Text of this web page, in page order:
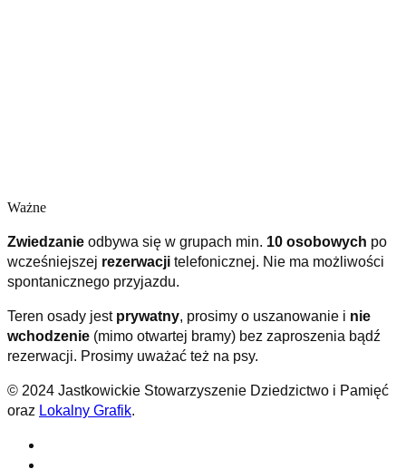
Ważne
Zwiedzanie odbywa się w grupach min. 10 osobowych po
wcześniejszej rezerwacji telefonicznej. Nie ma możliwości
spontanicznego przyjazdu.
Teren osady jest prywatny, prosimy o uszanowanie i nie
wchodzenie (mimo otwartej bramy) bez zaproszenia bądź
rezerwacji. Prosimy uważać też na psy.
© 2024 Jastkowickie Stowarzyszenie Dziedzictwo i Pamięć
oraz Lokalny Grafik.